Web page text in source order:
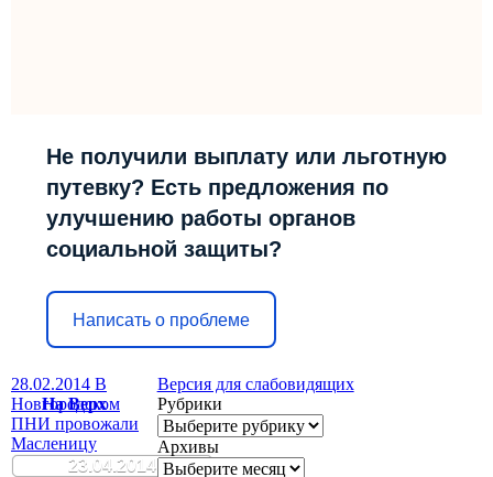
Не получили выплату или льготную
путевку? Есть предложения по
улучшению работы органов
социальной защиты?
Написать о проблеме
28.02.2014 В
Новгородском
ПНИ провожали
Масленицу
23.04.2014
Версия для слабовидящих
Рубрики
Рубрики
Архивы
Архивы
На Верх